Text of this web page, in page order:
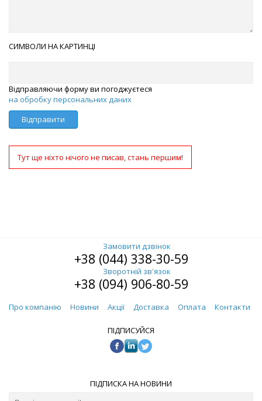
СИМВОЛИ НА КАРТИНЦІ
Відправляючи форму ви погоджуєтеся
на обробку персональних даних
Відправити
Тут ще ніхто нічого не писав, стань першим!
Замовити дзвінок
+38 (044) 338-30-59
Зворотній зв'язок
+38 (094) 906-80-59
Про компанію Новини Акції Доставка Оплата Контакти
ПІДПИСУЙСЯ
ПІДПИСКА НА НОВИНИ